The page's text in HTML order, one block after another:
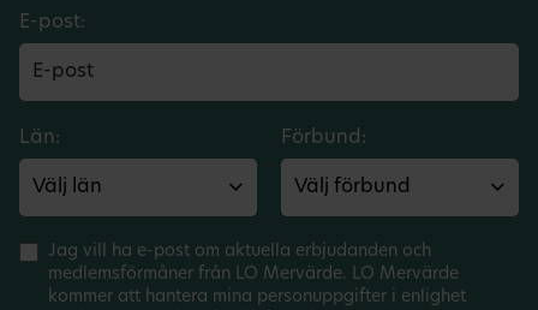
E-post:
Län: Förbund:
Jag vill ha e-post om aktuella erbjudanden och
medlemsförmåner från LO Mervärde. LO Mervärde
kommer att hantera mina personuppgifter i enlighet